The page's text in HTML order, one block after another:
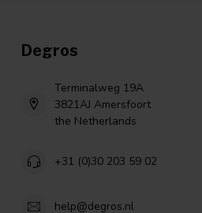
Degros
Terminalweg 19A
3821AJ Amersfoort
the Netherlands
+31 (0)30 203 59 02
help@degros.nl